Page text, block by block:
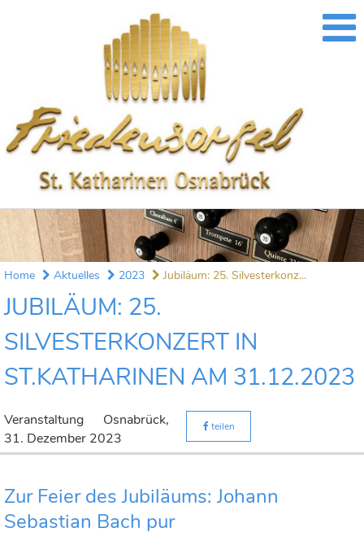
Home Aktuelles 2023 Jubiläum: 25. Silvesterkonz...
JUBILÄUM: 25.
SILVESTERKONZERT IN
ST.KATHARINEN AM 31.12.2023
Veranstaltung
Osnabrück,
31. Dezember 2023
teilen
Zur Feier des Jubiläums: Johann
Sebastian Bach pur